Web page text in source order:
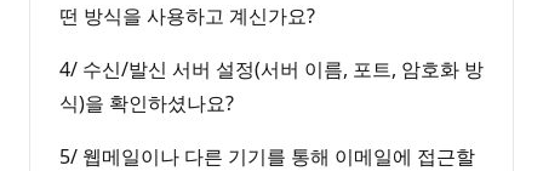
떤 방식을 사용하고 계신가요?
4/ 수신/발신 서버 설정(서버 이름, 포트, 암호화 방
식)을 확인하셨나요?
5/ 웹메일이나 다른 기기를 통해 이메일에 접근할